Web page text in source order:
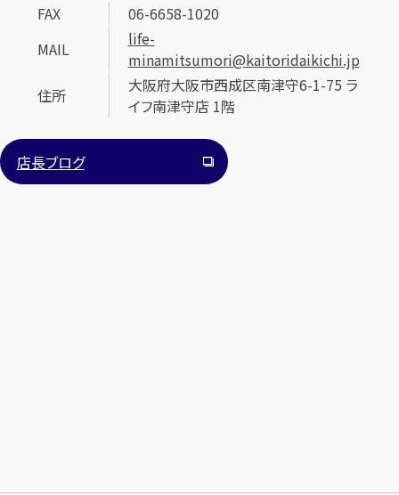
FAX
06-6658-1020
MAIL
life-
minamitsumori@kaitoridaikichi.jp
住所
大阪府大阪市西成区南津守6-1-75 ラ
イフ南津守店 1階
店長ブログ